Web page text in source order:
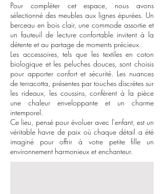
Pour compléter cet espace, nous avons
sélectionné des meubles aux lignes épurées. Un
berceau en bois clair, une commode assortie et
un fauteuil de lecture confortable invitent à la
détente et au partage de moments précieux.
Les accessoires, tels que les textiles en coton
biologique et les peluches douces, sont choisis
pour apporter confort et sécurité. Les nuances
de terracotta, présentes par touches discrètes sur
les rideaux, les coussins, confèrent à la pièce
une chaleur enveloppante et un charme
intemporel.
Ce lieu, pensé pour évoluer avec l'enfant, est un
véritable havre de paix où chaque détail a été
imaginé pour offrir à votre petite fille un
environnement harmonieux et enchanteur.